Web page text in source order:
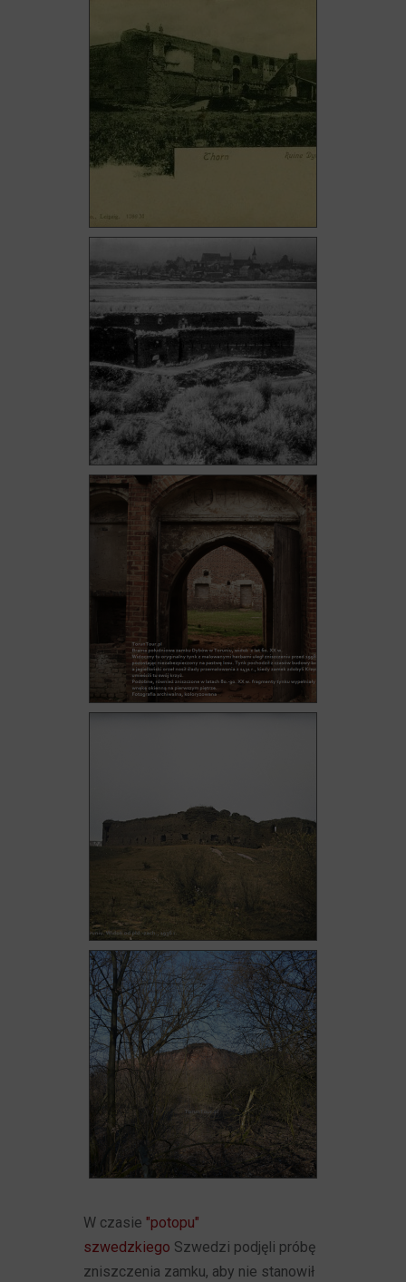
W czasie "potopu"
szwedzkiego Szwedzi podjęli próbę
zniszczenia zamku, aby nie stanowił